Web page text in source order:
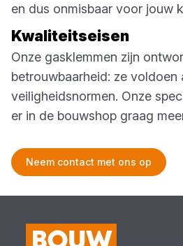
en dus onmisbaar voor jouw
Kwaliteitseisen
Onze gasklemmen zijn
betrouwbaarheid: ze voldoen
veiligheidsnormen. Onze
er in de bouwshop graag
Neem contact met ons op